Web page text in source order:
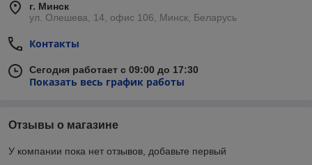
г. Минск
ул. Олешева, 14, офис 106, Минск, Беларусь
Контакты
Сегодня работает с 09:00 до 17:30
Показать весь график работы
Отзывы о магазине
У компании пока нет отзывов, добавьте первый